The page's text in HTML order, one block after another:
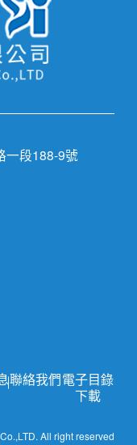
一段188-9號
聯絡我們電子目錄
下載
All right reserved